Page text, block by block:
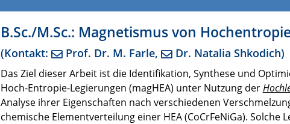
B.Sc./M.Sc.: Magnetismus von
(Kontakt: Prof. Dr. M. Farle, Dr. Natalia Shkodich)
Das Ziel dieser Arbeit ist die Identifikation, Synthese und
Hoch-Entropie-Legierungen (magHEA) unter Nutzung der
Analyse ihrer Eigenschaften nach verschiedenen
chemische Elementverteilung einer HEA (CoCrFeNiGa).